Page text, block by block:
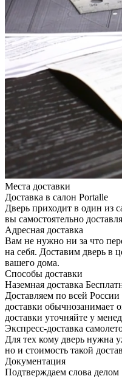
Места доставки
Доставка в салон Portalle
Дверь приходит в один из
вы самостоятельно
Адресная доставка
Вам не нужно ни за что
на себя. Доставим дверь в
вашего дома.
Способы доставки
Наземная доставка
Доставляем по всей
доставки обычнозанимает
доставки уточняйте у
Экспресс-доставка
Для тех кому дверь нужна
но и стоимость такой
Документация
Подтверждаем слова делом